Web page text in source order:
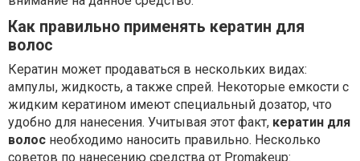
Как правильно применять кератин для
волос
Кератин может продаваться в нескольких видах:
ампулы, жидкость, а также спрей. Некоторые емкости с
жидким кератином имеют специальный дозатор, что
удобно для нанесения. Учитывая этот факт, кератин для
волос необходимо наносить правильно. Несколько
советов по нанесению средства от Promakeup: